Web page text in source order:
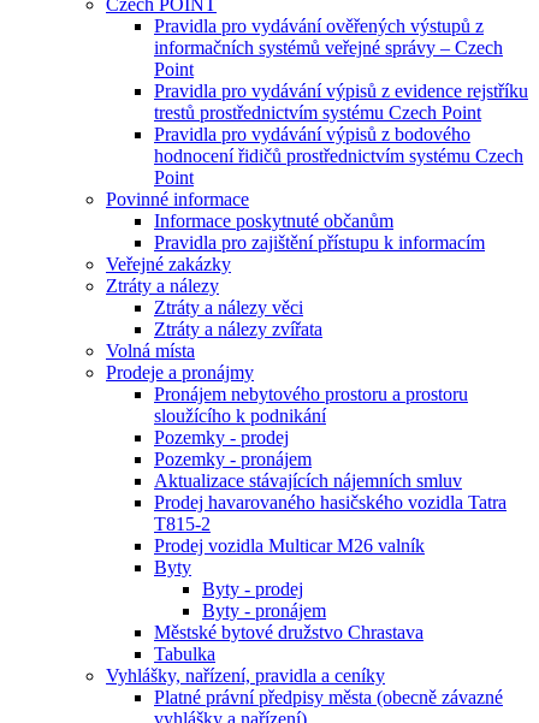
Czech POINT
Pravidla pro vydávání ověřených výstupů z
informačních systémů veřejné správy – Czech
Point
Pravidla pro vydávání výpisů z evidence rejstříku
trestů prostřednictvím systému Czech Point
Pravidla pro vydávání výpisů z bodového
hodnocení řidičů prostřednictvím systému Czech
Point
Povinné informace
Informace poskytnuté občanům
Pravidla pro zajištění přístupu k informacím
Veřejné zakázky
Ztráty a nálezy
Ztráty a nálezy věci
Ztráty a nálezy zvířata
Volná místa
Prodeje a pronájmy
Pronájem nebytového prostoru a prostoru
sloužícího k podnikání
Pozemky - prodej
Pozemky - pronájem
Aktualizace stávajících nájemních smluv
Prodej havarovaného hasičského vozidla Tatra
T815-2
Prodej vozidla Multicar M26 valník
Byty
Byty - prodej
Byty - pronájem
Městské bytové družstvo Chrastava
Tabulka
Vyhlášky, nařízení, pravidla a ceníky
Platné právní předpisy města (obecně závazné
vyhlášky a nařízení)